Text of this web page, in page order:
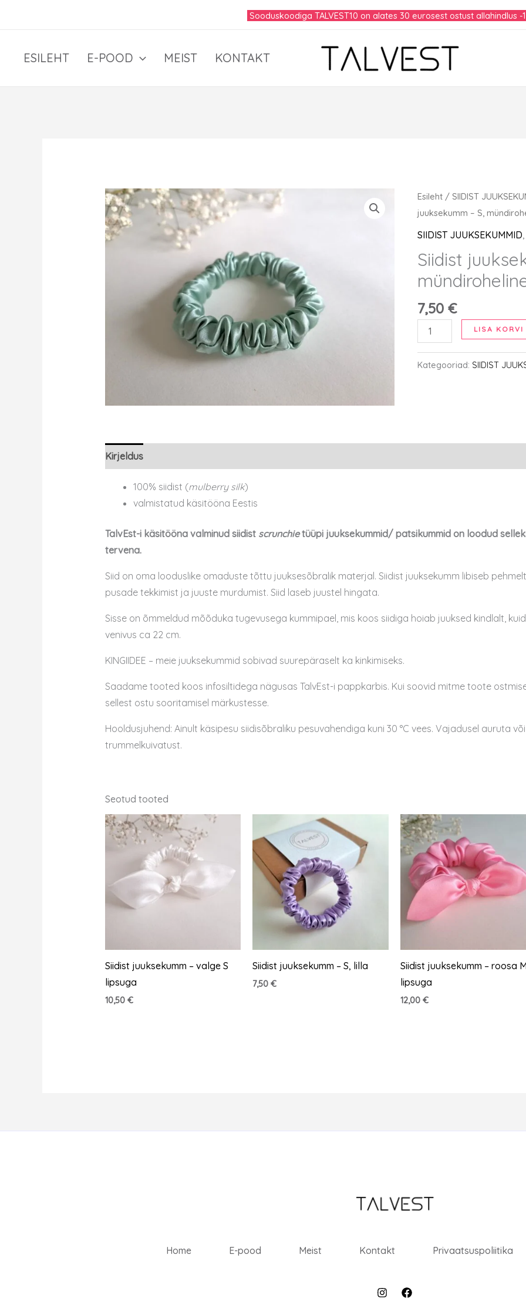
Sooduskoodiga TALVEST10 on alates 30 eurosest ostust allahindlus -
ESILEHT E-POOD MEIST KONTAKT
Esileht / SIIDIST
juuksekumm – S,
SIIDIST JUUKSEKUMMID
Siidist
7,50€
Siidist
juuksekumm
-
LISA KORVI
Kategooriad: SIIDIST
Kirjeldus
100% siidist (mulberry silk)
valmistatud käsitööna Eestis
TalvEst-i käsitööna valminud siidist scrunchietüüpi juuksekummid/ patsikummid on loodud
tervena.
Siid on oma looduslike omaduste tõttu juuksesõbralik materjal. Siidist juuksekumm libiseb
pusade tekkimist ja juuste murdumist. Siid laseb juustel hingata.
Sisse on õmmeldud mõõduka tugevusega kummipael, mis koos siidiga hoiab juuksed kindlalt,
venivus ca 22 cm.
KINGIIDEE – meie juuksekummid sobivad suurepäraselt ka kinkimiseks.
Saadame tooted koos infosiltidega nägusas TalvEst-i pappkarbis. Kui soovid mitme toote
sellest ostu sooritamisel märkustesse.
Hooldusjuhend: Ainult käsipesu siidisõbraliku pesuvahendiga kuni 30 °C vees. Vajadusel auruta
trummelkuivatust.
Seotud tooted
Siidist juuksekumm – valge S
lipsuga
10,50 €
Siidist juuksekumm – S, lilla
7,50€
Siidist juuksekumm – roosa
lipsuga
12,00 €
Home E-pood Meist Kontakt Privaatsuspoliitika